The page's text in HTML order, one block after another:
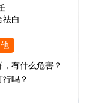
科室主任
性白癜风诊疗
风怎么治疗好？
早期白癜风用什么治疗